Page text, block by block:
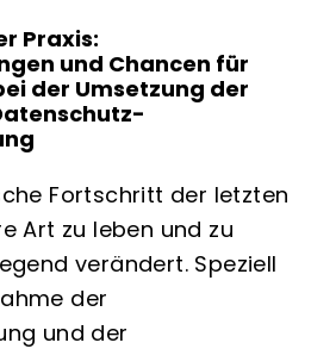
Praxis:
und Chancen für
der Umsetzung der
Fortschritt der letzten
Art zu leben und zu
verändert. Speziell
der
und der